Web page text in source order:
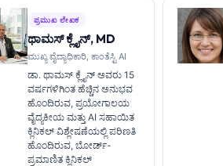
ಪ್ರಮುಖ ಲೇಖಕ
ಥಾಮಸ್ ಕ್ಲೈನ್, MD
ಮುಖ್ಯ ವೈದ್ಯಾಧಿಕಾರಿ, ಕಾಂತೆಸ್ಟಿ AI
ಡಾ. ಥಾಮಸ್ ಕ್ಲೈನ್ ಅವರು 15
ವರ್ಷಗಳಿಗಿಂತ ಹೆಚ್ಚಿನ ಅನುಭವ
ಹೊಂದಿರುವ, ಪ್ರಯೋಗಾಲಯ
ವೈದ್ಯಕೀಯ ಮತ್ತು AI ಸಹಾಯಿತ
ಕ್ಲಿನಿಕಲ್ ವಿಶ್ಲೇಷಣೆಯಲ್ಲಿ ಪರಿಣತಿ
ಹೊಂದಿರುವ, ಬೋರ್ಡ್-
ಪ್ರಮಾಣಿತ ಕ್ಲಿನಿಕಲ್